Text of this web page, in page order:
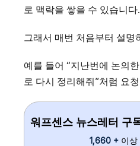
로 맥락을 쌓을 수 있습니다.
그래서 매번 처음부터 설명
예를 들어 “지난번에 논의
로 다시 정리해줘”처럼 요
워프센스 뉴스레터 구
1,660 + 이상